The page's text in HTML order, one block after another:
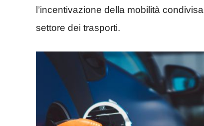
l’incentivazione della mobilità
settore dei trasporti.